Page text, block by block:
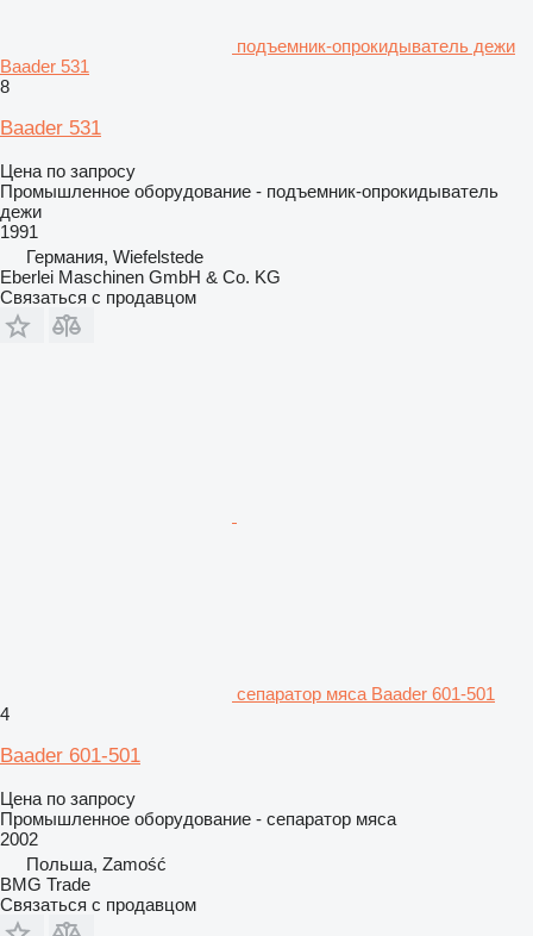
подъемник-опрокидыватель дежи
Baader 531
8
Baader 531
Цена по запросу
Промышленное оборудование - подъемник-опрокидыватель
дежи
1991
Германия, Wiefelstede
Eberlei Maschinen GmbH & Co. KG
Связаться с продавцом
сепаратор мяса Baader 601-501
4
Baader 601-501
Цена по запросу
Промышленное оборудование - сепаратор мяса
2002
Польша, Zamość
BMG Trade
Связаться с продавцом